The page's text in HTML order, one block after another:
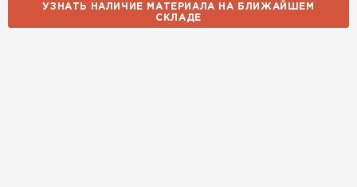
УЗНАТЬ НАЛИЧИЕ МАТЕРИАЛА НА БЛИЖАЙШЕМ
СКЛАДЕ